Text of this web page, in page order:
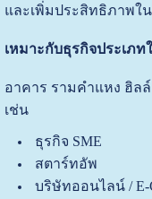
และเพิ่มประสิทธิภาพใ
เหมาะกับธุรกิจประเภท
อาคาร รามคำแหง ฮิล
เช่น
ธุรกิจ SME
สตาร์ทอัพ
บริษัทออนไลน์ / E-